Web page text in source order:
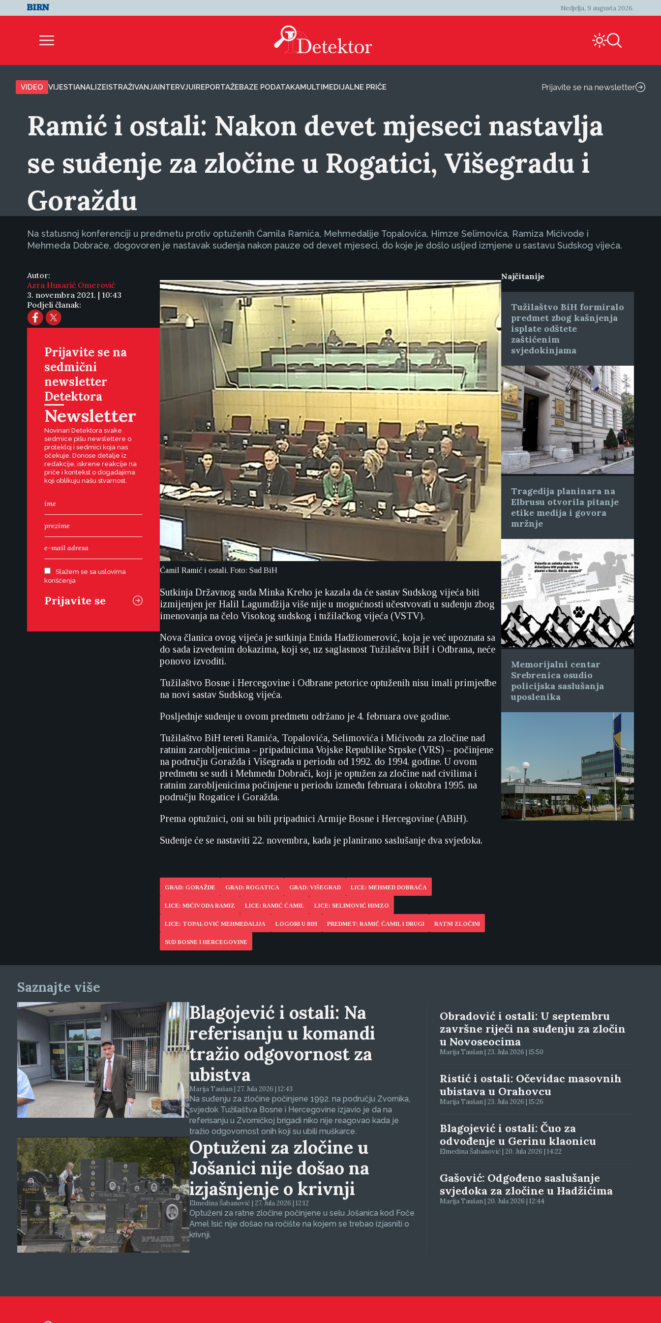
Nedjelja, 9 augusta 2026.
VIDEO VIJESTIANALIZEISTRAŽIVANJAINTERVJUIREPORTAŽEBAZE PODATAKAMULTIMEDIJALNE PRIČE Prijavite se na newsletter
Ramić i ostali: Nakon devet mjeseci nastavlja
se suđenje za zločine u Rogatici, Višegradu i
Goraždu
Na statusnoj konferenciji u predmetu protiv optuženih Ćamila Ramića, Mehmedalije Topalovića, Himze Selimovića, Ramiza Mićivode i
Mehmeda Dobrače, dogovoren je nastavak suđenja nakon pauze od devet mjeseci, do koje je došlo usljed izmjene u sastavu Sudskog vijeća.
Autor:
Azra Husarić Omerović
3. novembra 2021. | 10:43
Podjeli članak:
Prijavite se na
sedmični
newsletter
Detektora
Newsletter
Novinari Detektora svake
sedmice pišu newslettere o
protekloj i sedmici koja nas
očekuje. Donose detalje iz
redakcije, iskrene reakcije na
priče i kontekst o događajima
koji oblikuju našu stvarnost.
Slažem se sa uslovima
korišćenja
Ćamil Ramić i ostali. Foto: Sud BiH
Sutkinja Državnog suda Minka Kreho je kazala da će sastav Sudskog vijeća biti
izmijenjen jer Halil Lagumdžija više nije u mogućnosti učestvovati u suđenju zbog
imenovanja na čelo Visokog sudskog i tužilačkog vijeća (VSTV).
Nova članica ovog vijeća je sutkinja Enida Hadžiomerović, koja je već upoznata sa
do sada izvedenim dokazima, koji se, uz saglasnost Tužilaštva BiH i Odbrana, neće
ponovo izvoditi.
Tužilaštvo Bosne i Hercegovine i Odbrane petorice optuženih nisu imali primjedbe
na novi sastav Sudskog vijeća.
Posljednje suđenje u ovom predmetu održano je 4. februara ove godine.
Tužilaštvo BiH tereti Ramića, Topalovića, Selimovića i Mićivodu za zločine nad
ratnim zarobljenicima – pripadnicima Vojske Republike Srpske (VRS) – počinjene
na području Goražda i Višegrada u periodu od 1992. do 1994. godine. U ovom
predmetu se sudi i Mehmedu Dobrači, koji je optužen za zločine nad civilima i
ratnim zarobljenicima počinjene u periodu između februara i oktobra 1995. na
području Rogatice i Goražda.
Prema optužnici, oni su bili pripadnici Armije Bosne i Hercegovine (ABiH).
Suđenje će se nastaviti 22. novembra, kada je planirano saslušanje dva svjedoka.
GRAD: GORAŽDE GRAD: ROGATICA GRAD: VIŠEGRAD LICE: MEHMED DOBRAČA
LICE: MIĆIVODA RAMIZ LICE: RAMIĆ ĆAMIL LICE: SELIMOVIĆ HIMZO
LICE: TOPALOVIĆ MEHMEDALIJA LOGORI U BIH PREDMET: RAMIĆ ĆAMIL I DRUGI RATNI ZLOČINI
SUD BOSNE I HERCEGOVINE
Najčitanije
Tužilaštvo BiH formiralo
predmet zbog kašnjenja
isplate odštete
zaštićenim
svjedokinjama
Tragedija planinara na
Elbrusu otvorila pitanje
etike medija i govora
mržnje
Memorijalni centar
Srebrenica osudio
policijska saslušanja
uposlenika
Saznajte više
Blagojević i ostali: Na
referisanju u komandi
tražio odgovornost za
ubistva
Marija Taušan | 27. Jula 2026 | 12:43
Na suđenju za zločine počinjene 1992. na području Zvornika,
svjedok Tužilaštva Bosne i Hercegovine izjavio je da na
referisanju u Zvorničkoj brigadi niko nije reagovao kada je
tražio odgovornost onih koji su ubili muškarce.
Optuženi za zločine u
Jošanici nije došao na
izjašnjenje o krivnji
Elmedina Šabanović | 27. Jula 2026 | 12:12
Optuženi za ratne zločine počinjene u selu Jošanica kod Foče
Amel Isić nije došao na ročište na kojem se trebao izjasniti o
krivnji.
Obradović i ostali: U septembru
završne riječi na suđenju za zločin
u Novoseocima
Marija Taušan | 23. Jula 2026 | 15:50
Ristić i ostali: Očevidac masovnih
ubistava u Orahovcu
Marija Taušan | 23. Jula 2026 | 15:26
Blagojević i ostali: Čuo za
odvođenje u Gerinu klaonicu
Elmedina Šabanović | 20. Jula 2026 | 14:22
Gašović: Odgođeno saslušanje
svjedoka za zločine u Hadžićima
Marija Taušan | 20. Jula 2026 | 12:44